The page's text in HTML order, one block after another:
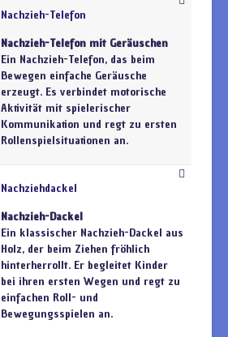
Nachzieh-Telefon
Nachzieh-Telefon mit Geräuschen
Ein Nachzieh-Telefon, das beim
Bewegen einfache Geräusche
erzeugt. Es verbindet motorische
Aktivität mit spielerischer
Kommunikation und regt zu ersten
Rollenspielsituationen an.
Nachziehdackel
Nachzieh-Dackel
Ein klassischer Nachzieh-Dackel aus
Holz, der beim Ziehen fröhlich
hinterherrollt. Er begleitet Kinder
bei ihren ersten Wegen und regt zu
einfachen Roll- und
Bewegungsspielen an.